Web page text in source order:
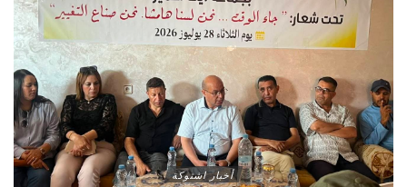
أخبار اشتوكة